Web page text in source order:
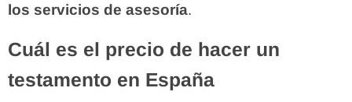
los servicios de asesoría.
Cuál es el precio de hacer un
testamento en España